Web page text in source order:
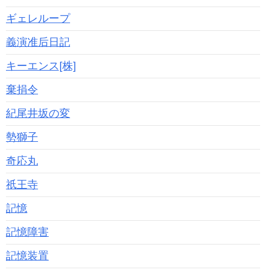
ギェレループ
義演准后日記
キーエンス[株]
棄捐令
紀尾井坂の変
勢獅子
奇応丸
祇王寺
記憶
記憶障害
記憶装置